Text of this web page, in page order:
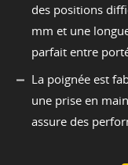
des positions
mm et une
parfait entre
La poignée est
une prise en
assure des